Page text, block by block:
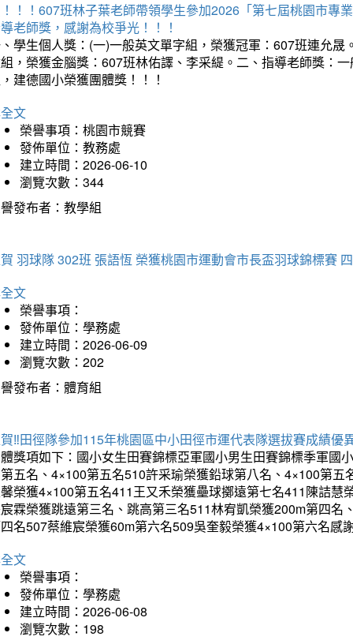
！！607班林子葉老師帶領學生參加2026「第七屆桃園市專
老師獎，感謝為校爭光！！！
學生個人獎：(一)一般英文單字組，榮獲冠軍：607班連允
，榮獲金腦獎：607班林佑譯、李采緹。二、指導老師獎：
建德國小榮獲團體獎！！！
文
榮譽事項：桃園市競賽
發佈單位：教務處
建立時間：2026-06-10
瀏覽次數：344
發布者：教學組
羽球隊 302班 張語恆 榮獲桃園市運動會市長盃羽球錦標賽
文
榮譽事項：
發佈單位：學務處
建立時間：2026-06-09
瀏覽次數：202
發布者：體育組
‼️田徑隊參加115年桃園區中小田徑市運代表隊選拔賽成績優
獎項如下：國小女生田賽錦標亞軍國小男生田賽錦標季軍國
五名、4×100第五名510許采瑜榮獲鉛球第八名、4×100第
榮獲4×100第五名411王又禾榮獲壘球擲遠第七名411陳詰
霖榮獲跳遠第三名、跳高第三名511林宥凱榮獲200m第四
名507蔡維宸榮獲60m第六名509吳奎毅榮獲4×100第六名
文
榮譽事項：
發佈單位：學務處
建立時間：2026-06-08
瀏覽次數：198